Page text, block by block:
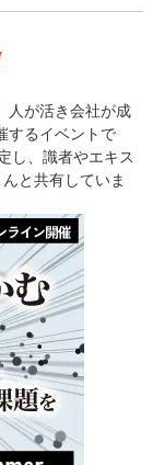
人が活き会社が成
するイベントで
し、識者やエキス
と共有していま